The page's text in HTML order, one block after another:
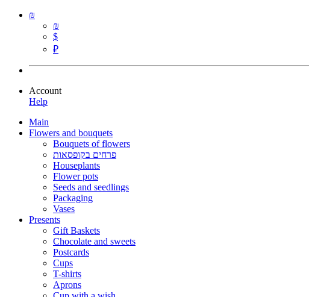
₪
₪
$
₽
Account
Help
Main
Flowers and bouquets
Bouquets of flowers
פרחים בקופסאות
Houseplants
Flower pots
Seeds and seedlings
Packaging
Vases
Presents
Gift Baskets
Сhocolate and sweets
Postcards
Cups
T-shirts
Aprons